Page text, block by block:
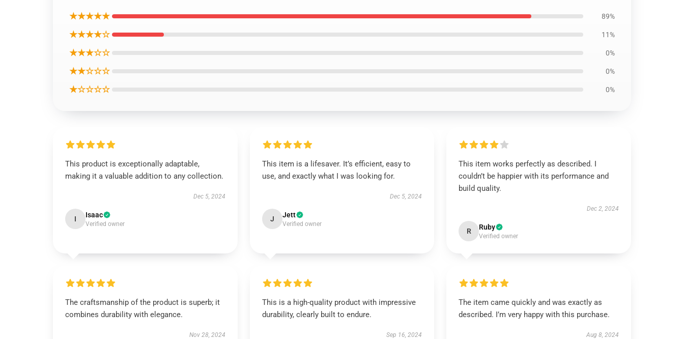
★★★★★ 89%
★★★★☆ 11%
★★★☆☆ 0%
★★☆☆☆ 0%
★☆☆☆☆ 0%
This product is exceptionally adaptable,
making it a valuable addition to any collection.
Dec 5, 2024
I Isaac
Verified owner
This item is a lifesaver. It’s efficient, easy to
use, and exactly what I was looking for.
Dec 5, 2024
J Jett
Verified owner
This item works perfectly as described. I
couldn’t be happier with its performance and
build quality.
Dec 2, 2024
R Ruby
Verified owner
The craftsmanship of the product is superb; it
combines durability with elegance.
Nov 28, 2024
This is a high-quality product with impressive
durability, clearly built to endure.
Sep 16, 2024
The item came quickly and was exactly as
described. I’m very happy with this purchase.
Aug 8, 2024